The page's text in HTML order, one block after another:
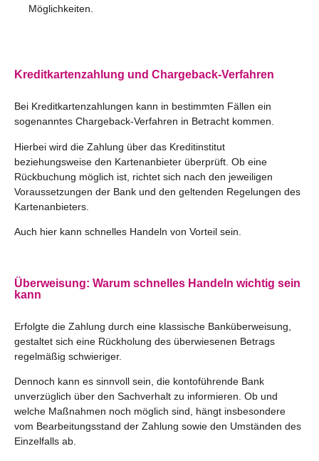
Möglichkeiten.
Kreditkartenzahlung und Chargeback-Verfahren
Bei Kreditkartenzahlungen kann in bestimmten Fällen ein
sogenanntes Chargeback-Verfahren in Betracht kommen.
Hierbei wird die Zahlung über das Kreditinstitut
beziehungsweise den Kartenanbieter überprüft. Ob eine
Rückbuchung möglich ist, richtet sich nach den jeweiligen
Voraussetzungen der Bank und den geltenden Regelungen des
Kartenanbieters.
Auch hier kann schnelles Handeln von Vorteil sein.
Überweisung: Warum schnelles Handeln wichtig sein
kann
Erfolgte die Zahlung durch eine klassische Banküberweisung,
gestaltet sich eine Rückholung des überwiesenen Betrags
regelmäßig schwieriger.
Dennoch kann es sinnvoll sein, die kontoführende Bank
unverzüglich über den Sachverhalt zu informieren. Ob und
welche Maßnahmen noch möglich sind, hängt insbesondere
vom Bearbeitungsstand der Zahlung sowie den Umständen des
Einzelfalls ab.